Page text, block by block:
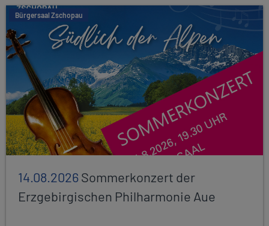
Bürgersaal Zschopau
14.08.2026Sommerkonzert der
Erzgebirgischen Philharmonie Aue